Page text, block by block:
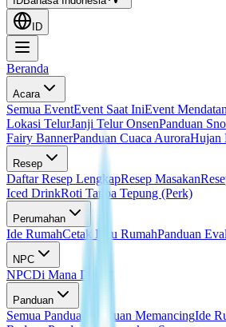
ID
Beranda
Acara
Semua EventEvent Saat IniEvent
Lokasi TelurJanji Telur OnsenPanduan
Fairy BannerPanduan Cuaca AuroraHujan
Resep
Daftar Resep LengkapResep Masakan
Iced DrinkRoti Tanpa Tepung (Perk)
Perumahan
Ide RumahCetak Biru RumahPanduan
NPC
NPCDi Mana Doris?
Panduan
Semua Panduan Panduan MemancingIde